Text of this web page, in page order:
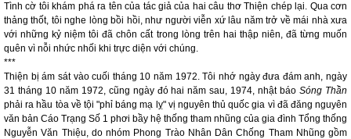
Tình cờ tôi khám phá ra tên của tác giả của hai câu thơ Thiện chép lại. Qua cơn
thảng thốt, tôi nghe lòng bồi hồi, như người viễn xứ lâu năm trở về mái nhà xưa
với những kỷ niệm tôi đã chôn cất trong lòng trên hai thập niên, đã từng muốn
quên vì nỗi nhức nhối khi trực diện với chúng.
***
Thiện bị ám sát vào cuối tháng 10 năm 1972. Tôi nhớ ngày đưa đám anh, ngày
31 tháng 10 năm 1972, cũng ngày đó hai năm sau, 1974, nhật báoSóng Thần
phải ra hầu tòa về tội "phỉ báng mạ lỵ" vị nguyên thủ quốc gia vì đã đăng nguyên
văn bản Cáo Trạng Số 1 phơi bầy hệ thống tham nhũng của gia đình Tổng thống
Nguyễn Văn Thiệu, do nhóm Phong Trào Nhân Dân Chống Tham Nhũng gồm